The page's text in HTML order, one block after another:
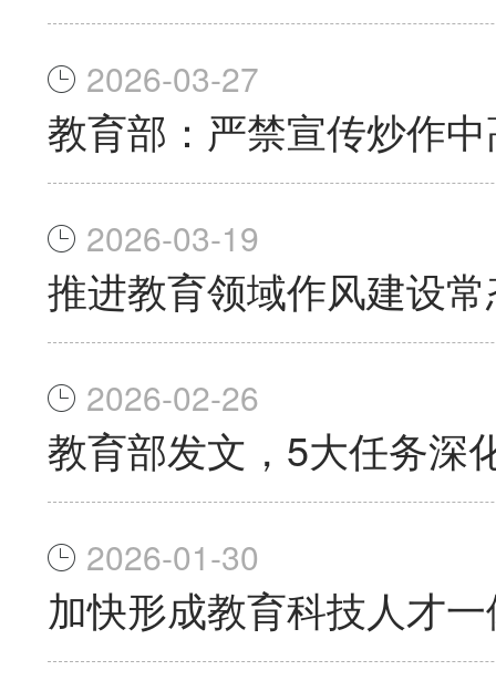
2026-03-27
教育部：严禁宣传炒作
2026-03-19
推进教育领域作风建设
2026-02-26
教育部发文，5大任务深
2026-01-30
加快形成教育科技人才